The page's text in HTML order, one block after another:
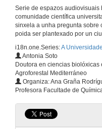
Serie de espazos audiovisuais
comunidade científica
sinxela a unha pregunta sobre
poida ser plantexado por un
i18n.one.Series:A
Antonia Soto
Doutora en ciencias
Agroforestal Mediterráneo
Organiza: Ana Graña
Profesora Facultade de